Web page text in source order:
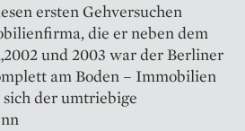
ersten Gehversuchen
die er neben dem
und 2003 war der Berliner
am Boden – Immobilien
der um­triebige